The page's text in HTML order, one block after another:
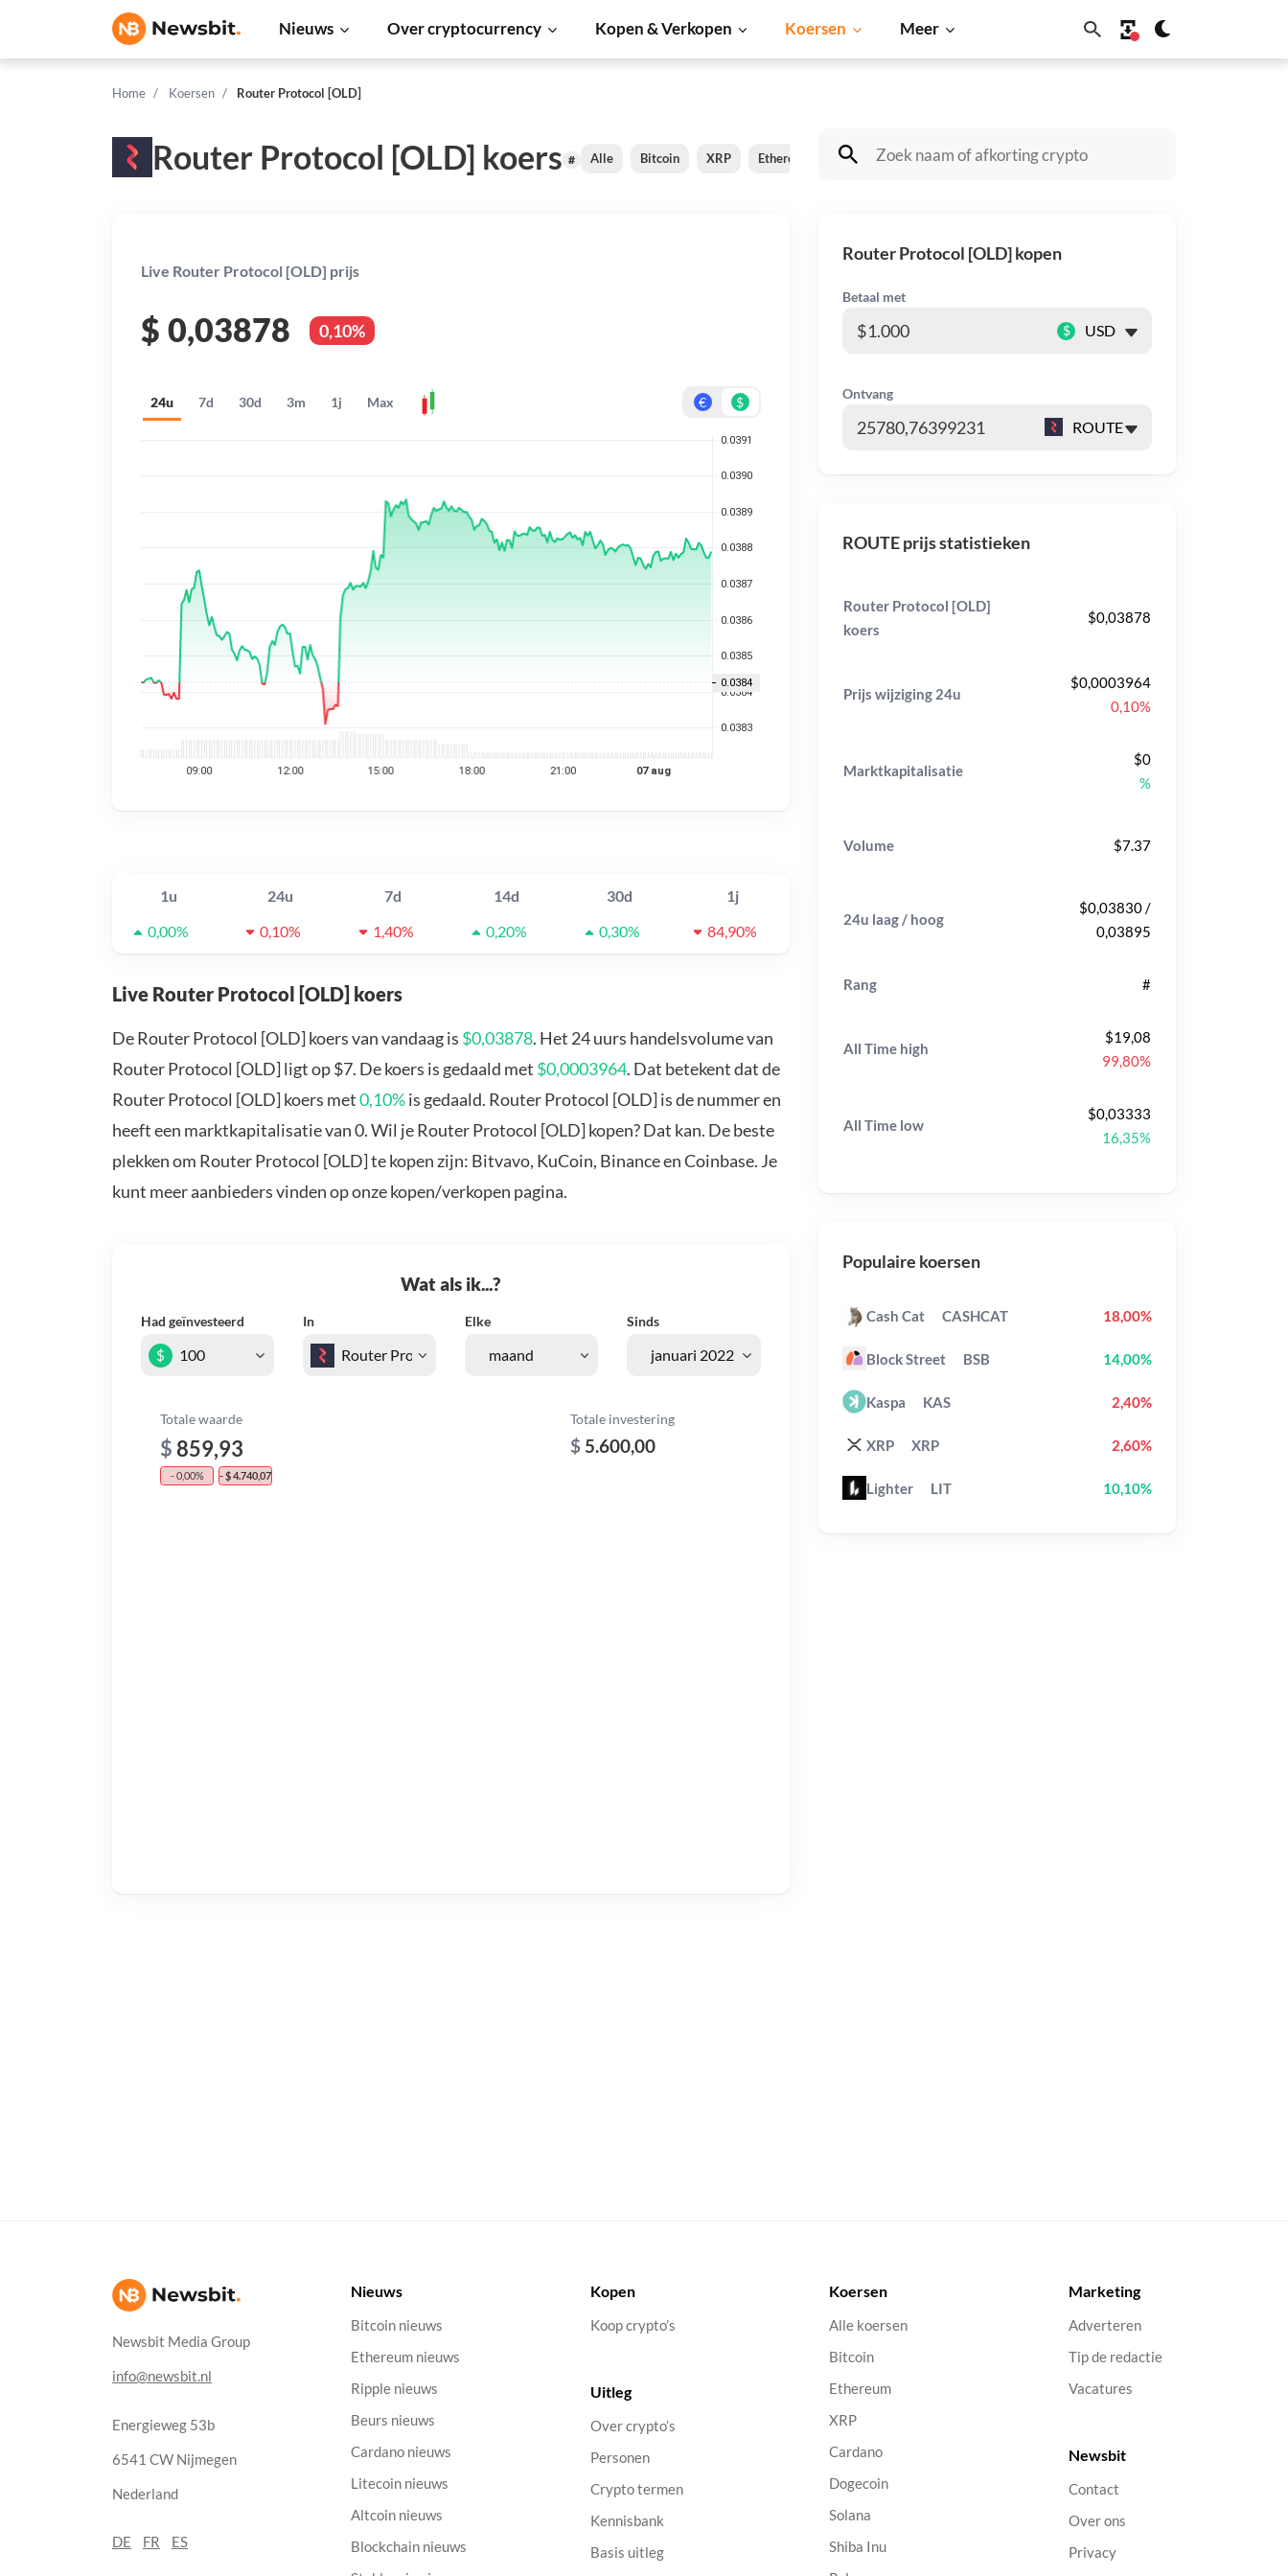
Nieuws Over cryptocurrency Kopen & Verkopen Koersen Meer
Home Koersen Router Protocol [OLD]
Router Protocol [OLD] koers # Alle Bitcoin XRP Ethereum Cardano Shiba Inu Dogecoin Solana
Live Router Protocol [OLD] prijs
$ 0,03878 0,10%
24u 7d 30d 3m 1j Max € $
1u 24u 7d 14d 30d
1j
0,00%
0,10% 1,40% 0,20% 0,30% 84,90%
Live Router Protocol [OLD] koers
De Router Protocol [OLD] koers van vandaag is $0,03878. Het 24 uurs handelsvolume van
Router Protocol [OLD] ligt op $7. De koers is gedaald met $0,0003964. Dat betekent dat de
Router Protocol [OLD] koers met0,10%is gedaald. Router Protocol [OLD] is de nummer en
heeft een marktkapitalisatie van 0. Wil je Router Protocol [OLD] kopen? Dat kan. De beste
plekken om Router Protocol [OLD] te kopen zijn: Bitvavo, KuCoin, Binance en Coinbase. Je
kunt meer aanbieders vinden op onze kopen/verkopen pagina.
Wat als ik...?
Had geïnvesteerd In Elke Sinds
$
Totale waarde
$ 859,93
- 0,00% - $ 4.740,07
Totale investering
$ 5.600,00
Router Protocol [OLD] kopen
Betaal met
$
Ontvang
ROUTE prijs statistieken
Router Protocol [OLD]
koers
$0,03878
Prijs wijziging 24u
$0,0003964
0,10%
Marktkapitalisatie
$0
%
Volume $7.37
24u laag / hoog
$0,03830 /
0,03895
Rang #
All Time high
$19,08
99,80%
All Time low
$0,03333
16,35%
Populaire koersen
Cash Cat CASHCAT 18,00%
Block Street BSB 14,00%
Kaspa KAS 2,40%
XRP XRP 2,60%
Lighter LIT 10,10%
Newsbit Media Group
info@newsbit.nl
Energieweg 53b
6541 CW Nijmegen
Nederland
DE FR ES
Nieuws
Bitcoin nieuws
Ethereum nieuws
Ripple nieuws
Beurs nieuws
Cardano nieuws
Litecoin nieuws
Altcoin nieuws
Blockchain nieuws
Kopen
Koop crypto’s
Uitleg
Over crypto’s
Personen
Crypto termen
Kennisbank
Basis uitleg
Koersen
Alle koersen
Bitcoin
Ethereum
XRP
Cardano
Dogecoin
Solana
Shiba Inu
Marketing
Adverteren
Tip de redactie
Vacatures
Newsbit
Contact
Over ons
Privacy